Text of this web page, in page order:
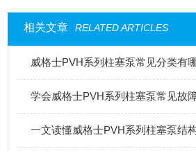
相关文章 RELATED ARTICLES
威格士PVH系列柱塞泵常见分类有
学会威格士PVH系列柱塞泵常见故
一文读懂威格士PVH系列柱塞泵结